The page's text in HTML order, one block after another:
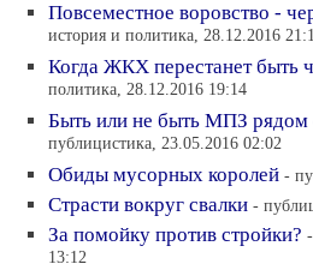
Повсеместное воровство -
история и политика, 28.12.2016
Когда ЖКХ перестанет быть
политика, 28.12.2016 19:14
Быть или не быть МПЗ
публицистика, 23.05.2016 02:02
Обиды мусорных королей -
Страсти вокруг свалки -
За помойку против стройки?
13:12